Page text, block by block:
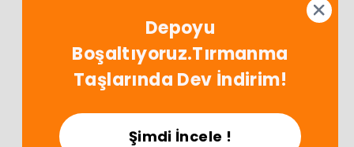
App'i İndir!
İndirimleri Kaçırma!
Depoyu
Boşaltıyoruz.Tırmanma
Taşlarında Dev İndirim!
Şimdi İncele !